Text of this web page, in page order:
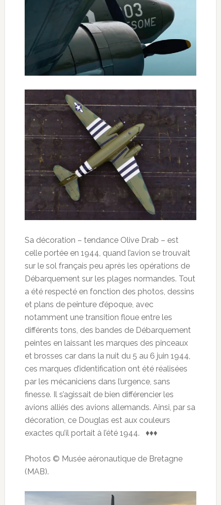
Sa décoration – tendance Olive Drab – est
celle portée en 1944, quand l’avion se trouvait
sur le sol français peu après les opérations de
Débarquement sur les plages normandes. Tout
a été respecté en fonction des photos, dessins
et plans de peinture d’époque, avec
notamment une transition floue entre les
différents tons, des bandes de Débarquement
peintes en laissant les marques des pinceaux
et brosses car dans la nuit du 5 au 6 juin 1944,
ces marques d’identification ont été réalisées
par les mécaniciens dans l’urgence, sans
finesse. Il s’agissait de bien différencier les
avions alliés des avions allemands. Ainsi, par sa
décoration, ce Douglas est aux couleurs
exactes qu’il portait à l’été 1944. ♦♦♦
Photos © Musée aéronautique de Bretagne
(MAB).